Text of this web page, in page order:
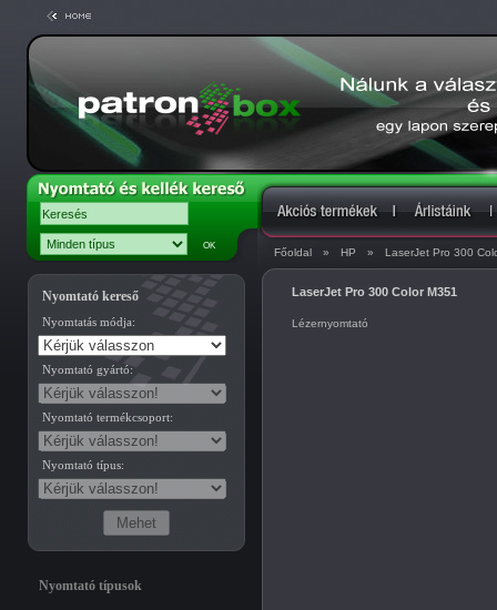
Főoldal » HP » LaserJet Pro 300
Nyomtató kereső
Nyomtatás módja:
Nyomtató gyártó:
Nyomtató termékcsoport:
Nyomtató típus:
Nyomtató típusok
LaserJet Pro 300 Color M351
Lézernyomtató